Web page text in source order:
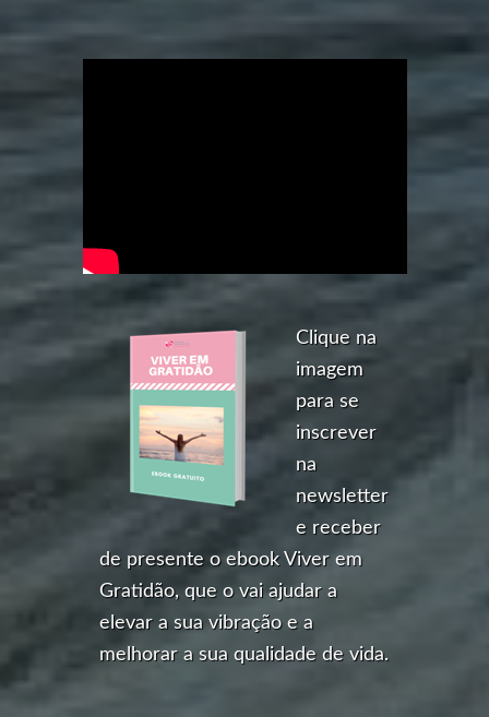
Clique na
imagem
para se
inscrever
na
newsletter
e receber
de presente o ebook Viver em
Gratidão, que o vai ajudar a
elevar a sua vibração e a
melhorar a sua qualidade de vida.